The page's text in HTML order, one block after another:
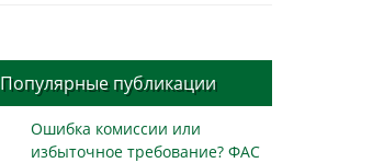
Популярные публикации
Ошибка комиссии или
избыточное требование? ФАС